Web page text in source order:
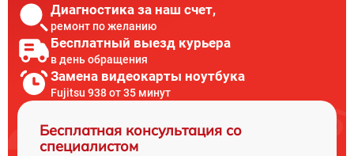
Диагностика за наш счет,
ремонт по желанию
Бесплатный выезд курьера
в день обращения
Замена видеокарты ноутбука
Fujitsu 938 от 35 минут
Бесплатная консультация со
специалистом